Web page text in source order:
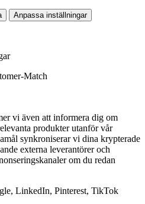
Anpassa inställningar
Match
vi även att informera dig om
produkter utanför vår
synkroniserar vi dina krypterade
externa leverantörer och
om du redan
LinkedIn, Pinterest, TikTok